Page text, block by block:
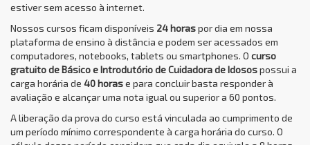
estiver sem acesso à internet.
Nossos cursos ficam disponíveis 24 horaspor dia em nossa
plataforma de ensino à distância e podem ser acessados em
computadores, notebooks, tablets ou smartphones. O curso
gratuito de Básico e Introdutório de Cuidadora de Idosospossui a
carga horária de 40 horase para concluir basta responder à
avaliação e alcançar uma nota igual ou superior a 60 pontos.
A liberação da prova do curso está vinculada ao cumprimento de
um período mínimo correspondente à carga horária do curso. O